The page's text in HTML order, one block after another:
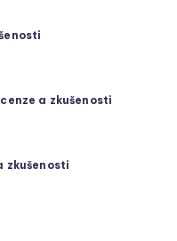
a zkušenosti
zkušenosti